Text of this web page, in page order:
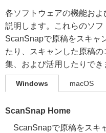
各ソフトウェアの機能お
説明します。これらのソフ
ScanSnapで原稿をスキャ
たり、スキャンした原稿
集、および活用したりでき
Windows
ScanSnap Home
ScanSnapで原稿をスキ
macOS